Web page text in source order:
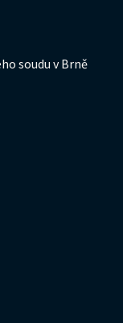
soudu v Brně